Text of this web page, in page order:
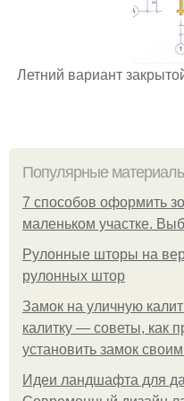
Летний вариант
Популярные
7 способов оформить
маленьком участке.
Рулонные шторы на
рулонных штор
Замок на уличную
калитку — советы, как
установить замок
Идеи ландшафта для